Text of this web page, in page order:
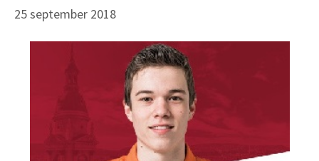
25 september 2018